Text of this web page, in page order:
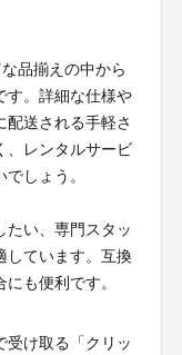
な品揃えの中から
す。詳細な仕様や
配送される手軽さ
、レンタルサービ
しょう。
たい、専門スタッ
しています。互換
も便利です。
受け取る「クリッ